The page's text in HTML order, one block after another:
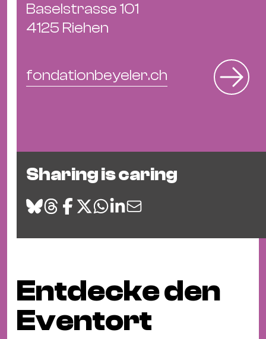
Baselstrasse 101
4125 Riehen
fondationbeyeler.ch
Sharing is caring
Entdecke den
Eventort